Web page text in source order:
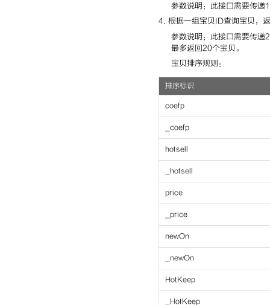
参数说明：此接口需要传递
4. 根据一组宝贝ID查询宝贝，
参数说明：此接口需要传递
最多返回20个宝贝。
宝贝排序规则：
排序标识
coefp
_coefp
hotsell
_hotsell
price
_price
newOn
_newOn
HotKeep
_HotKeep